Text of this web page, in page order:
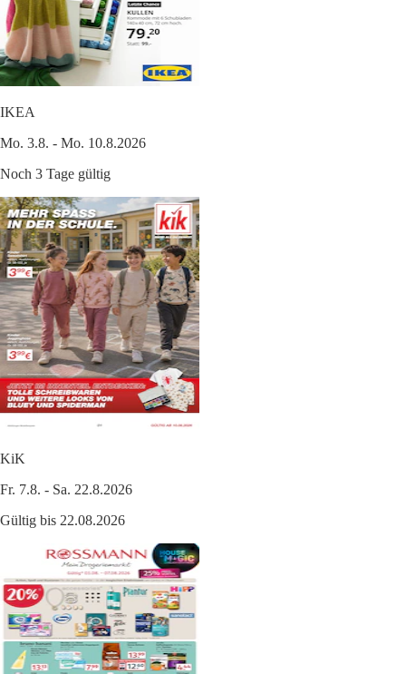
IKEA
Mo. 3.8. - Mo. 10.8.2026
Noch 3 Tage gültig
KiK
Fr. 7.8. - Sa. 22.8.2026
Gültig bis 22.08.2026